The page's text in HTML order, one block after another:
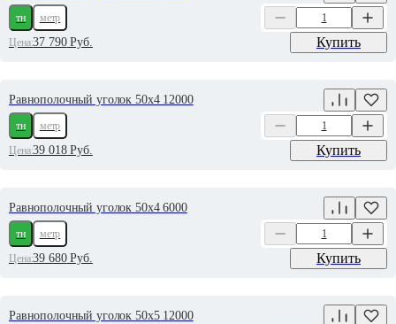
тн
метр
Цена:37 790Руб. Купить
Равнополочный уголок 50х4 12000
тн
метр
Цена:39 018Руб. Купить
Равнополочный уголок 50х4 6000
тн
метр
Цена:39 680Руб. Купить
Равнополочный уголок 50х5 12000